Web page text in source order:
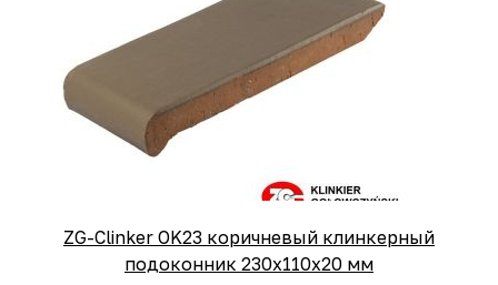
ZG-Clinker OK23 коричневый клинкерный
подоконник 230x110x20 мм